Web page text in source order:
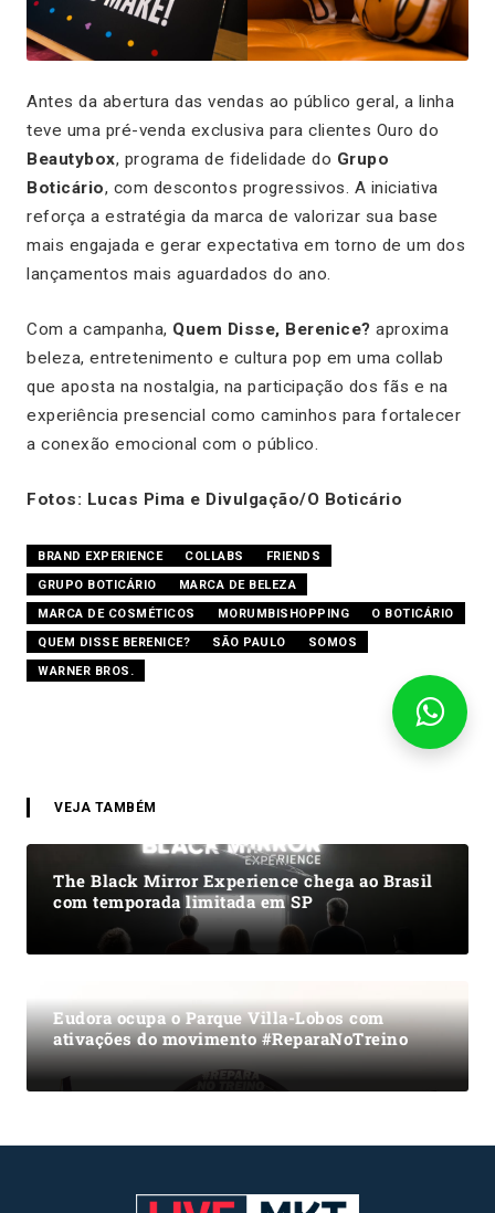
Antes da abertura das vendas ao público geral, a linha
teve uma pré-venda exclusiva para clientes Ouro do
Beautybox, programa de fidelidade do Grupo
Boticário, com descontos progressivos. A iniciativa
reforça a estratégia da marca de valorizar sua base
mais engajada e gerar expectativa em torno de um dos
lançamentos mais aguardados do ano.
Com a campanha, Quem Disse, Berenice? aproxima
beleza, entretenimento e cultura pop em uma collab
que aposta na nostalgia, na participação dos fãs e na
experiência presencial como caminhos para fortalecer
a conexão emocional com o público.
Fotos: Lucas Pima e Divulgação/O Boticário
BRAND EXPERIENCE COLLABS
FRIENDS
GRUPO BOTICÁRIO
MARCA DE BELEZA
MARCA DE COSMÉTICOS
MORUMBISHOPPING
O BOTICÁRIO
QUEM DISSE BERENICE?
SÃO PAULO
SOMOS
WARNER BROS.
VEJA TAMBÉM
The Black Mirror Experience chega ao Brasil
com temporada limitada em SP
Eudora ocupa o Parque Villa-Lobos com
ativações do movimento #ReparaNoTreino